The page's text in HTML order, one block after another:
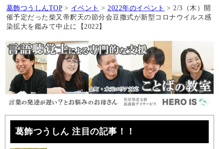
葛飾つうしんTOP > イベント > 2022年のイベント > 2/3（木）開
催予定だった柴又帝釈天の節分会豆撒式が新型コロナウイルス感
染拡大を鑑みて中止に【2022】
葛飾つうしん 注目の記事！！